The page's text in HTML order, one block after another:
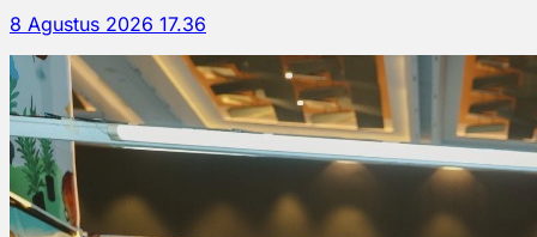
8 Agustus 2026 17.36